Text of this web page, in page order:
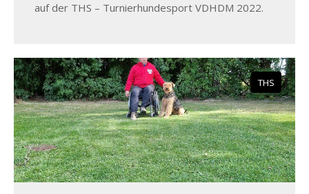
auf der THS – Turnierhundesport VDHDM 2022.
THS